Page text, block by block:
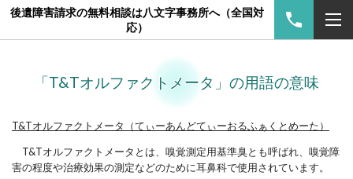
後遺障害請求の無料相談は八文字事務所へ（全国対
応）
「T&Tオルファクトメータ」の用語の意味
T&Tオルファクトメータ（てぃーあんどてぃーおるふぁくとめーた）
T&Tオルファクトメータとは、嗅覚測定用基準臭とも呼ばれ、嗅覚障
害の程度や治療効果の測定などのために耳鼻科で使用されています。